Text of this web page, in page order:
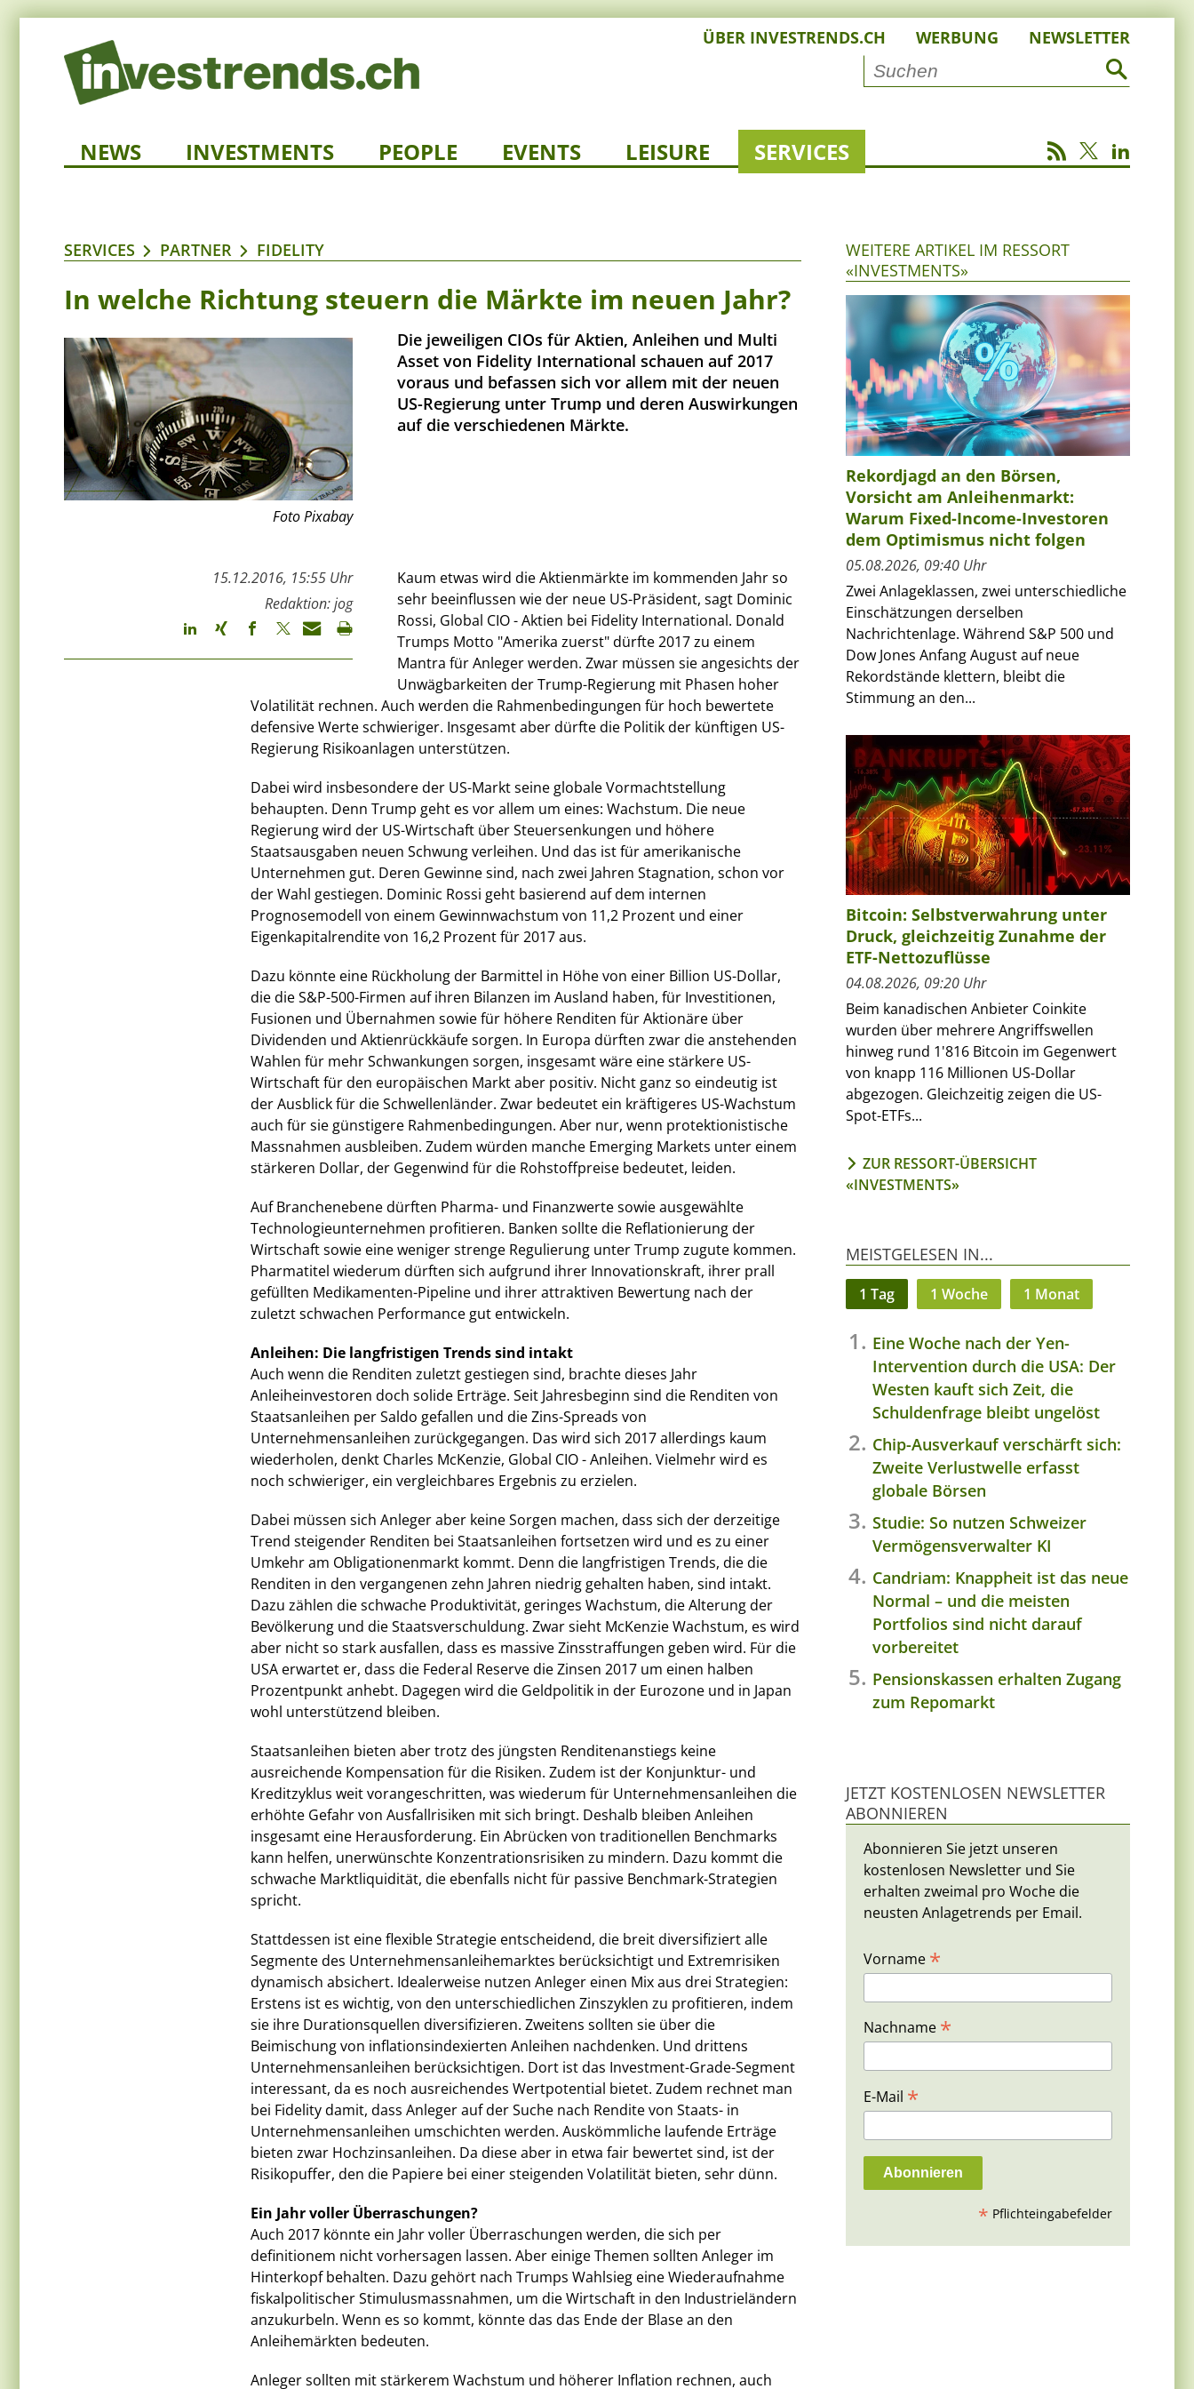
ÜBER INVESTRENDS.CH WERBUNG NEWSLETTER
NEWS INVESTMENTS PEOPLE EVENTS LEISURE SERVICES
SERVICES PARTNER FIDELITY
In welche Richtung steuern die Märkte im neuen Jahr?
Foto Pixabay
Die jeweiligen CIOs für Aktien, Anleihen und Multi
Asset von Fidelity International schauen auf 2017
voraus und befassen sich vor allem mit der neuen
US-Regierung unter Trump und deren Auswirkungen
auf die verschiedenen Märkte.
15.12.2016, 15:55 Uhr
Redaktion: jog
Kaum etwas wird die Aktienmärkte im kommenden Jahr so
sehr beeinflussen wie der neue US-Präsident, sagt Dominic
Rossi, Global CIO - Aktien bei Fidelity International. Donald
Trumps Motto "Amerika zuerst" dürfte 2017 zu einem
Mantra für Anleger werden. Zwar müssen sie angesichts der
Unwägbarkeiten der Trump-Regierung mit Phasen hoher
Volatilität rechnen. Auch werden die Rahmenbedingungen für hoch bewertete
defensive Werte schwieriger. Insgesamt aber dürfte die Politik der künftigen US-
Regierung Risikoanlagen unterstützen.
Dabei wird insbesondere der US-Markt seine globale Vormachtstellung
behaupten. Denn Trump geht es vor allem um eines: Wachstum. Die neue
Regierung wird der US-Wirtschaft über Steuersenkungen und höhere
Staatsausgaben neuen Schwung verleihen. Und das ist für amerikanische
Unternehmen gut. Deren Gewinne sind, nach zwei Jahren Stagnation, schon vor
der Wahl gestiegen. Dominic Rossi geht basierend auf dem internen
Prognosemodell von einem Gewinnwachstum von 11,2 Prozent und einer
Eigenkapitalrendite von 16,2 Prozent für 2017 aus.
Dazu könnte eine Rückholung der Barmittel in Höhe von einer Billion US-Dollar,
die die S&P-500-Firmen auf ihren Bilanzen im Ausland haben, für Investitionen,
Fusionen und Übernahmen sowie für höhere Renditen für Aktionäre über
Dividenden und Aktienrückkäufe sorgen. In Europa dürften zwar die anstehenden
Wahlen für mehr Schwankungen sorgen, insgesamt wäre eine stärkere US-
Wirtschaft für den europäischen Markt aber positiv. Nicht ganz so eindeutig ist
der Ausblick für die Schwellenländer. Zwar bedeutet ein kräftigeres US-Wachstum
auch für sie günstigere Rahmenbedingungen. Aber nur, wenn protektionistische
Massnahmen ausbleiben. Zudem würden manche Emerging Markets unter einem
stärkeren Dollar, der Gegenwind für die Rohstoffpreise bedeutet, leiden.
Auf Branchenebene dürften Pharma- und Finanzwerte sowie ausgewählte
Technologieunternehmen profitieren. Banken sollte die Reflationierung der
Wirtschaft sowie eine weniger strenge Regulierung unter Trump zugute kommen.
Pharmatitel wiederum dürften sich aufgrund ihrer Innovationskraft, ihrer prall
gefüllten Medikamenten-Pipeline und ihrer attraktiven Bewertung nach der
zuletzt schwachen Performance gut entwickeln.
Anleihen: Die langfristigen Trends sind intakt
Auch wenn die Renditen zuletzt gestiegen sind, brachte dieses Jahr
Anleiheinvestoren doch solide Erträge. Seit Jahresbeginn sind die Renditen von
Staatsanleihen per Saldo gefallen und die Zins-Spreads von
Unternehmensanleihen zurückgegangen. Das wird sich 2017 allerdings kaum
wiederholen, denkt Charles McKenzie, Global CIO - Anleihen. Vielmehr wird es
noch schwieriger, ein vergleichbares Ergebnis zu erzielen.
Dabei müssen sich Anleger aber keine Sorgen machen, dass sich der derzeitige
Trend steigender Renditen bei Staatsanleihen fortsetzen wird und es zu einer
Umkehr am Obligationenmarkt kommt. Denn die langfristigen Trends, die die
Renditen in den vergangenen zehn Jahren niedrig gehalten haben, sind intakt.
Dazu zählen die schwache Produktivität, geringes Wachstum, die Alterung der
Bevölkerung und die Staatsverschuldung. Zwar sieht McKenzie Wachstum, es wird
aber nicht so stark ausfallen, dass es massive Zinsstraffungen geben wird. Für die
USA erwartet er, dass die Federal Reserve die Zinsen 2017 um einen halben
Prozentpunkt anhebt. Dagegen wird die Geldpolitik in der Eurozone und in Japan
wohl unterstützend bleiben.
Staatsanleihen bieten aber trotz des jüngsten Renditenanstiegs keine
ausreichende Kompensation für die Risiken. Zudem ist der Konjunktur- und
Kreditzyklus weit vorangeschritten, was wiederum für Unternehmensanleihen die
erhöhte Gefahr von Ausfallrisiken mit sich bringt. Deshalb bleiben Anleihen
insgesamt eine Herausforderung. Ein Abrücken von traditionellen Benchmarks
kann helfen, unerwünschte Konzentrationsrisiken zu mindern. Dazu kommt die
schwache Marktliquidität, die ebenfalls nicht für passive Benchmark-Strategien
spricht.
Stattdessen ist eine flexible Strategie entscheidend, die breit diversifiziert alle
Segmente des Unternehmensanleihemarktes berücksichtigt und Extremrisiken
dynamisch absichert. Idealerweise nutzen Anleger einen Mix aus drei Strategien:
Erstens ist es wichtig, von den unterschiedlichen Zinszyklen zu profitieren, indem
sie ihre Durationsquellen diversifizieren. Zweitens sollten sie über die
Beimischung von inflationsindexierten Anleihen nachdenken. Und drittens
Unternehmensanleihen berücksichtigen. Dort ist das Investment-Grade-Segment
interessant, da es noch ausreichendes Wertpotential bietet. Zudem rechnet man
bei Fidelity damit, dass Anleger auf der Suche nach Rendite von Staats- in
Unternehmensanleihen umschichten werden. Auskömmliche laufende Erträge
bieten zwar Hochzinsanleihen. Da diese aber in etwa fair bewertet sind, ist der
Risikopuffer, den die Papiere bei einer steigenden Volatilität bieten, sehr dünn.
Ein Jahr voller Überraschungen?
Auch 2017 könnte ein Jahr voller Überraschungen werden, die sich per
definitionem nicht vorhersagen lassen. Aber einige Themen sollten Anleger im
Hinterkopf behalten. Dazu gehört nach Trumps Wahlsieg eine Wiederaufnahme
fiskalpolitischer Stimulusmassnahmen, um die Wirtschaft in den Industrieländern
anzukurbeln. Wenn es so kommt, könnte das das Ende der Blase an den
Anleihemärkten bedeuten.
Anleger sollten mit stärkerem Wachstum und höherer Inflation rechnen, auch
WEITERE ARTIKEL IM RESSORT
«INVESTMENTS»
Rekordjagd an den Börsen,
Vorsicht am Anleihenmarkt:
Warum Fixed-Income-Investoren
dem Optimismus nicht folgen
05.08.2026, 09:40 Uhr
Zwei Anlageklassen, zwei unterschiedliche
Einschätzungen derselben
Nachrichtenlage. Während S&P 500 und
Dow Jones Anfang August auf neue
Rekordstände klettern, bleibt die
Stimmung an den...
Bitcoin: Selbstverwahrung unter
Druck, gleichzeitig Zunahme der
ETF-Nettozuflüsse
04.08.2026, 09:20 Uhr
Beim kanadischen Anbieter Coinkite
wurden über mehrere Angriffswellen
hinweg rund 1'816 Bitcoin im Gegenwert
von knapp 116 Millionen US-Dollar
abgezogen. Gleichzeitig zeigen die US-
Spot-ETFs...
ZUR RESSORT-ÜBERSICHT
«INVESTMENTS»
MEISTGELESEN IN...
1 Tag 1 Woche 1 Monat
Eine Woche nach der Yen-
Intervention durch die USA: Der
Westen kauft sich Zeit, die
Schuldenfrage bleibt ungelöst
Chip-Ausverkauf verschärft sich:
Zweite Verlustwelle erfasst
globale Börsen
Studie: So nutzen Schweizer
Vermögensverwalter KI
Candriam: Knappheit ist das neue
Normal – und die meisten
Portfolios sind nicht darauf
vorbereitet
Pensionskassen erhalten Zugang
zum Repomarkt
JETZT KOSTENLOSEN NEWSLETTER
ABONNIEREN
Abonnieren Sie jetzt unseren
kostenlosen Newsletter und Sie
erhalten zweimal pro Woche die
neusten Anlagetrends per Email.
Vorname *
Nachname *
E-Mail *
* Pflichteingabefelder